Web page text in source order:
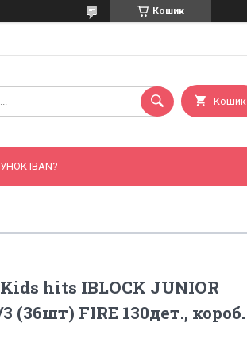
Кошик
Кошик
IBAN?
hits IBLOCK JUNIOR
(36шт) FIRE 130дет., короб.